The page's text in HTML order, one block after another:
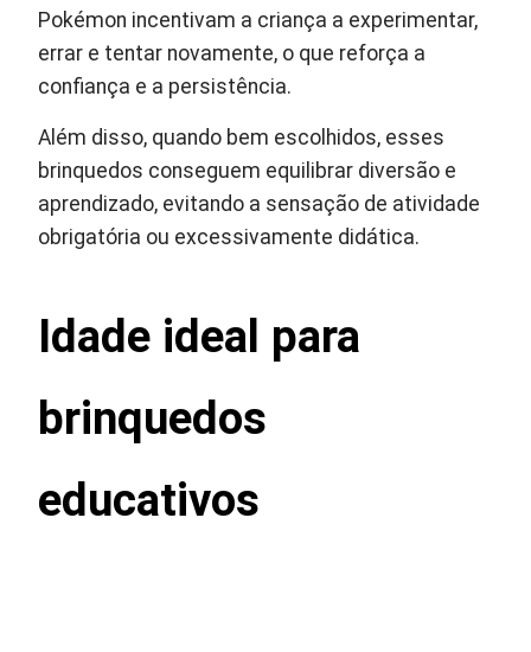
Pokémon incentivam a criança a experimentar,
errar e tentar novamente, o que reforça a
confiança e a persistência.
Além disso, quando bem escolhidos, esses
brinquedos conseguem equilibrar diversão e
aprendizado, evitando a sensação de atividade
obrigatória ou excessivamente didática.
Idade ideal para
brinquedos
educativos